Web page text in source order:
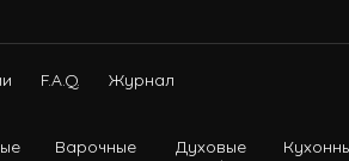
F.A.Q. Журнал
Варочные Духовые